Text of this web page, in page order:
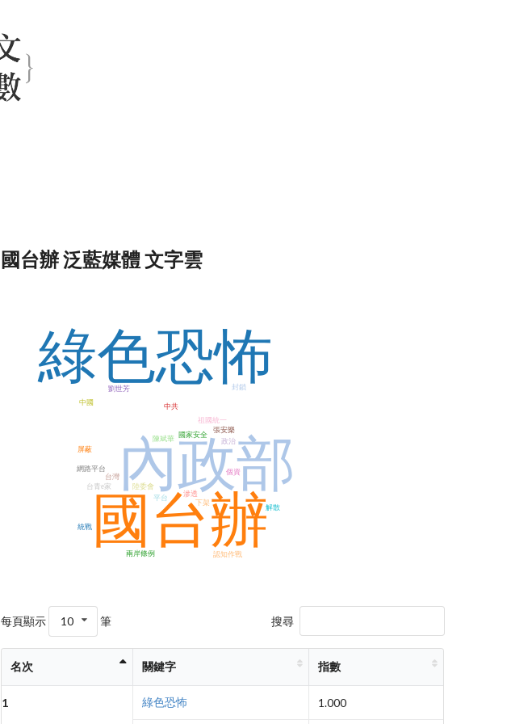
國台辦 泛藍媒體 文字雲
綠色恐怖
內政部
國台辦
認知作戰
國家安全
陳斌華
中共
滲透
劉世芳
政治
張安樂
台灣
個資
祖國統一
網路平台
台青e家
中國
陸委會
解散
平台
統戰
封鎖
屏蔽
下架
兩岸條例
每頁顯示 10 筆 搜尋
名次 關鍵字 指數
1 綠色恐怖 1.000